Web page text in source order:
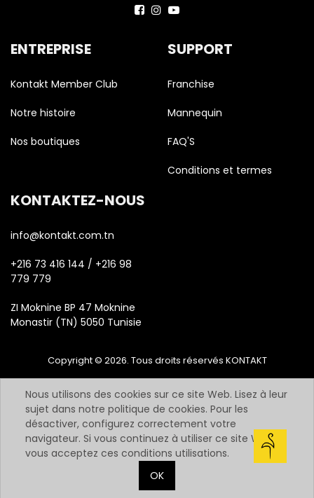
ENTREPRISE
Kontakt Member Club
Notre histoire
Nos boutiques
SUPPORT
Franchise
Mannequin
FAQ'S
Conditions et termes
KONTAKTEZ-NOUS
info@kontakt.com.tn
+216 73 416 144 / +216 98
779 779
ZI Moknine BP 47 Moknine
Monastir (TN) 5050 Tunisie
Copyright © 2026. Tous droits réservés KONTAKT
Nous utilisons des cookies sur ce site Web. Lisez à leur
sujet dans notre politique de cookies. Pour les
désactiver, configurez correctement votre
navigateur. Si vous continuez à utiliser ce site Web,
vous acceptez ces conditions utilisations.
OK